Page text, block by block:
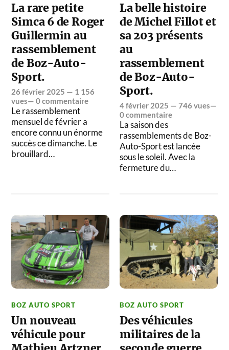
La rare petite
Simca 6 de Roger
Guillermin au
rassemblement
de Boz-Auto-
Sport.
26 février 2025 — 1 156
vues—0 commentaire
Le rassemblement
mensuel de février a
encore connu un énorme
succès ce dimanche. Le
brouillard…
La belle histoire
de Michel Fillot et
sa 203 présents
au
rassemblement
de Boz-Auto-
Sport.
4 février 2025 — 746 vues—
0 commentaire
La saison des
rassemblements de Boz-
Auto-Sport est lancée
sous le soleil. Avec la
fermeture du…
BOZ AUTO SPORT
Un nouveau
véhicule pour
BOZ AUTO SPORT
Des véhicules
militaires de la